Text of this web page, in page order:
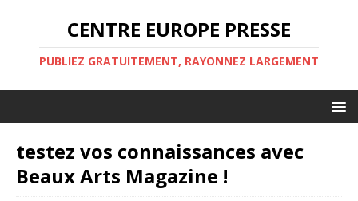
CENTRE EUROPE PRESSE
PUBLIEZ GRATUITEMENT, RAYONNEZ LARGEMENT
testez vos connaissances avec
Beaux Arts Magazine !